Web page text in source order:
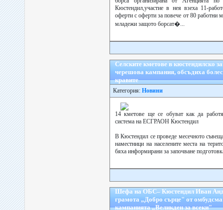
Кюстендил,участие в нея взеха 11-
оферти с оферти за повече от 80 работни
младежи защото борсат�...
Селските кметове в кюстендилско
черешова кампания, обсъдиха
кравите
Категория: Новини
14 кметове ще се обуват как да
система на ЕСГРАОН Кюстендил
В Кюстендил се проведе месечното
наместници на населените места на
бяха информирани за започване
Шефа на ОБС– Кюстендил Иван
грамота „Добро сърце" от
кампанията „Великден за всеки"